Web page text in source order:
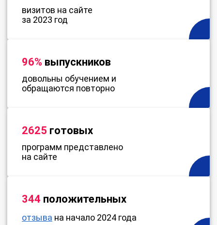
визитов на сайте
за 2023 год
96% выпускников
довольны обучением и
обращаются повторно
2625 готовых
программ представлено
на сайте
344 положительных
отзыва на начало 2024 года